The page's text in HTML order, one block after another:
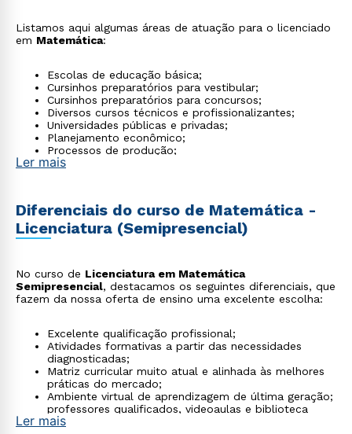
Listamos aqui algumas áreas de atuação para o licenciado
em Matemática:
Escolas de educação básica;
Cursinhos preparatórios para vestibular;
Cursinhos preparatórios para concursos;
Diversos cursos técnicos e profissionalizantes;
Universidades públicas e privadas;
Planejamento econômico;
Processos de produção;
Pesquisas relacionadas a área;
Editoras.
Ler mais
Diferenciais do curso de Matemática -
Licenciatura (Semipresencial)
No curso de Licenciatura em Matemática
Semipresencial, destacamos os seguintes diferenciais, que
fazem da nossa oferta de ensino uma excelente escolha:
Excelente qualificação profissional;
Atividades formativas a partir das necessidades
diagnosticadas;
Matriz curricular muito atual e alinhada às melhores
práticas do mercado;
Ambiente virtual de aprendizagem de última geração;
professores qualificados, videoaulas e biblioteca
virtual;
Ler mais